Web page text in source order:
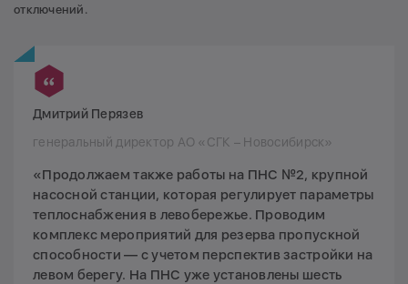
отключений.
Дмитрий Перязев
генеральный директор АО «СГК – Новосибирск»
«Продолжаем также работы на ПНС №2, крупной
насосной станции, которая регулирует параметры
теплоснабжения в левобережье. Проводим
комплекс мероприятий для резерва пропускной
способности — с учетом перспектив застройки на
левом берегу. На ПНС уже установлены шесть